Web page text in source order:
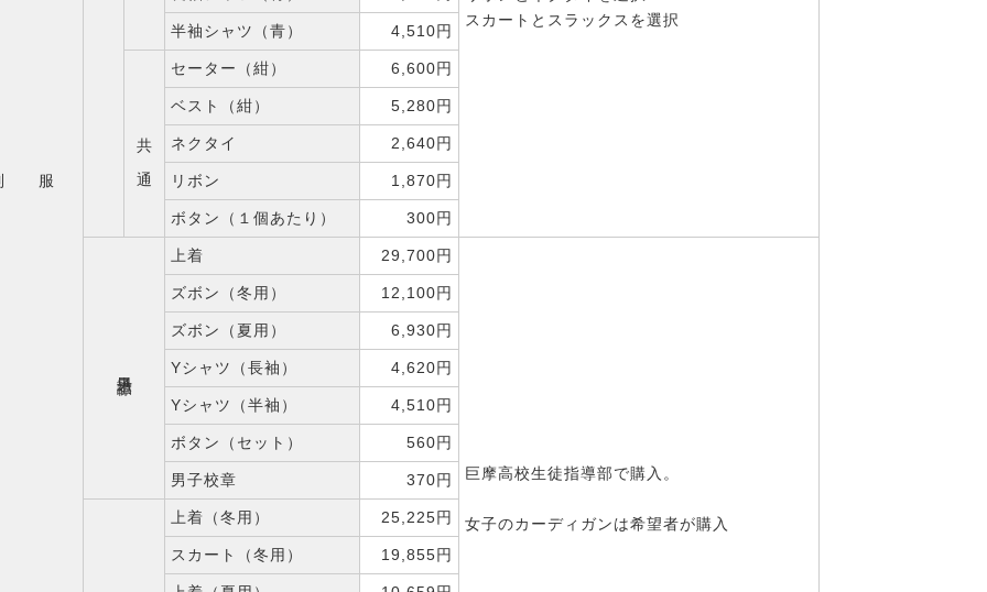
服
スカートとスラックスを選択
半袖シャツ（青） 4,510円
共 通
セーター（紺） 6,600円
ベスト（紺） 5,280円
ネクタイ 2,640円
リボン 1,870円
ボタン（１個あたり） 300円
上着 29,700円
巨摩高校生徒指導部で購入。
女子のカーディガンは希望者が購入
ズボン（冬用） 12,100円
ズボン（夏用） 6,930円
Yシャツ（長袖） 4,620円
Yシャツ（半袖） 4,510円
ボタン（セット） 560円
男子校章 370円
上着（冬用） 25,225円
スカート（冬用） 19,855円